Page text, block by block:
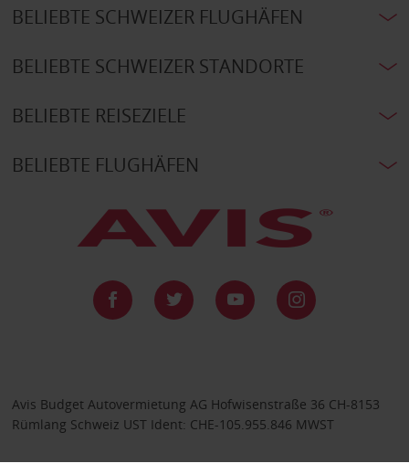
BELIEBTE SCHWEIZER FLUGHÄFEN
BELIEBTE SCHWEIZER STANDORTE
BELIEBTE REISEZIELE
BELIEBTE FLUGHÄFEN
Avis Budget Autovermietung AG Hofwisenstraße 36 CH-8153
Rümlang Schweiz UST Ident: CHE-105.955.846 MWST